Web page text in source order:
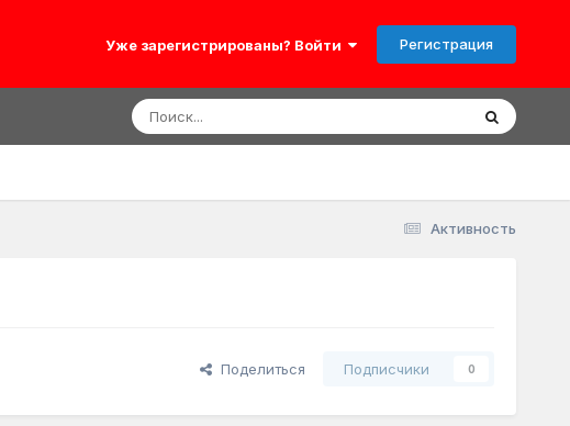
Уже зарегистрированы? Войти Регистрация
Активность
Поделиться Подписчики 0